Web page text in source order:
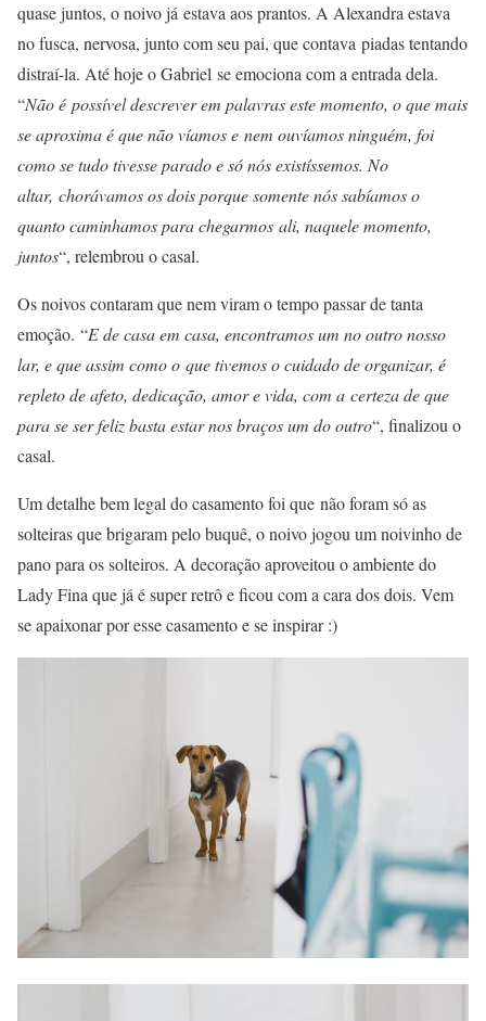
quase juntos, o noivo já estava aos prantos. A Alexandra estava
no fusca, nervosa, junto com seu pai, que contava piadas tentando
distraí-la. Até hoje o Gabriel se emociona com a entrada dela.
“Não é possível descrever em palavras este momento, o que mais
se aproxima é que não víamos e nem ouvíamos ninguém, foi
como se tudo tivesse parado e só nós existíssemos. No
altar, chorávamos os dois porque somente nós sabíamos o
quanto caminhamos para chegarmos ali, naquele momento,
juntos“, relembrou o casal.
Os noivos contaram que nem viram o tempo passar de tanta
emoção. “E de casa em casa, encontramos um no outro nosso
lar, e que assim como o que tivemos o cuidado de organizar, é
repleto de afeto, dedicação, amor e vida, com a certeza de que
para se ser feliz basta estar nos braços um do outro“, finalizou o
casal.
Um detalhe bem legal do casamento foi que não foram só as
solteiras que brigaram pelo buquê, o noivo jogou um noivinho de
pano para os solteiros. A decoração aproveitou o ambiente do
Lady Fina que já é super retrô e ficou com a cara dos dois. Vem
se apaixonar por esse casamento e se inspirar :)